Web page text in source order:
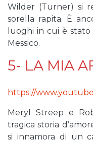
Wilder (Turner) si
sorella rapita. È
luoghi in cui è stato
Messico.
5- LA MIA
https://
Meryl Streep e
tragica storia
si innamora di un